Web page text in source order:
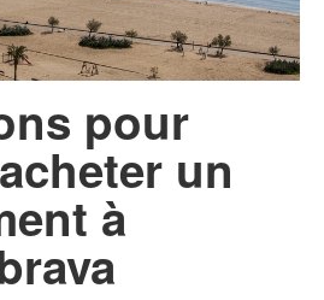
pour
un
à